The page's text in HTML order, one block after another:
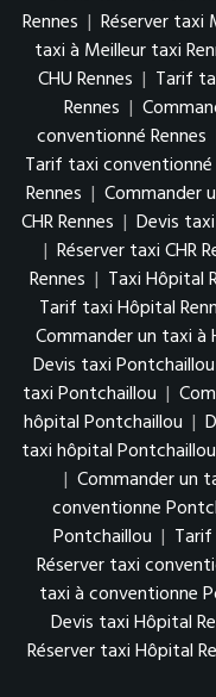
Rennes | Réserver taxi
taxi à Meilleur taxi
CHU Rennes | Tarif
Rennes |
conventionné Rennes
Tarif taxi conventionné
Rennes | Commander
CHR Rennes | Devis taxi
| Réserver taxi CHR
Rennes | Taxi Hôpital
Tarif taxi Hôpital
Commander un taxi à
Devis taxi Pontchaillou
taxi Pontchaillou |
hôpital Pontchaillou |
taxi hôpital Pontchaillou
| Commander un
conventionne
Pontchaillou |
Réserver taxi
taxi à conventionne
Devis taxi Hôpital
Réserver taxi Hôpital